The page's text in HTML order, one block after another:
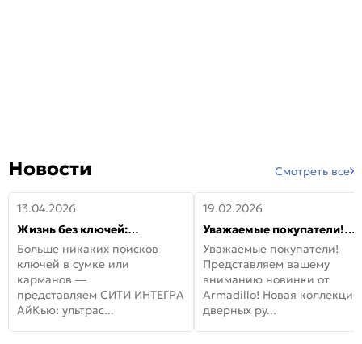
Новости Смотреть все
13.04.2026
Жизнь без ключей:
встречайте новую дверь
СИТИ ИНТЕГРА АйКью!
Больше никаких поисков
ключей в сумке или
карманов —
представляем СИТИ ИНТЕГРА
АйКью: ультрас...
19.02.2026
Уважаемые покупатели!
Представляем вашему
вниманию новинки от
Armadillo!
Уважаемые покупатели!
Представляем вашему
вниманию новинки от
Armadillo! Новая коллекция
дверных ру...